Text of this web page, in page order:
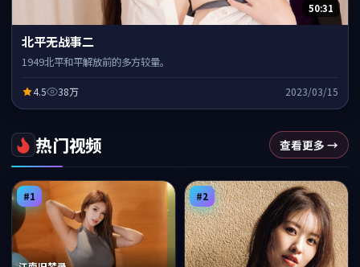
50:31
北平无战事二
1949北平和平解放前的多方较量。
4.5 38万 2023/03/15
热门视频 查看更多 →
#1 #2